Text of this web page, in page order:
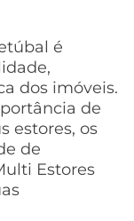
é
dos imóveis.
de
estores, os
de
Estores